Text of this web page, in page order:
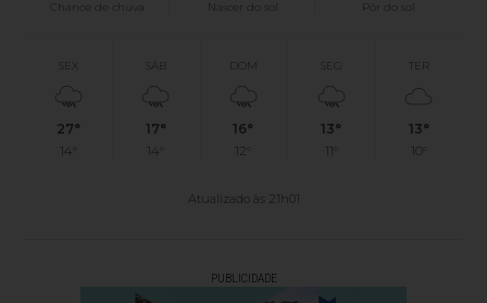
Chance de chuva
Nascer do sol Pôr do sol
SEX
27°
14°
SÁB
17°
14°
DOM
16°
12°
SEG
13°
11°
TER
13°
10°
Atualizado às 21h01
PUBLICIDADE